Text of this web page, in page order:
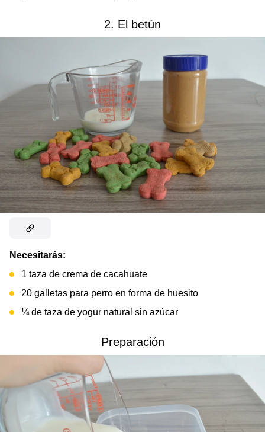
2. El betún
Necesitarás:
1 taza de crema de cacahuate
20 galletas para perro en forma de huesito
¼ de taza de yogur natural sin azúcar
Preparación